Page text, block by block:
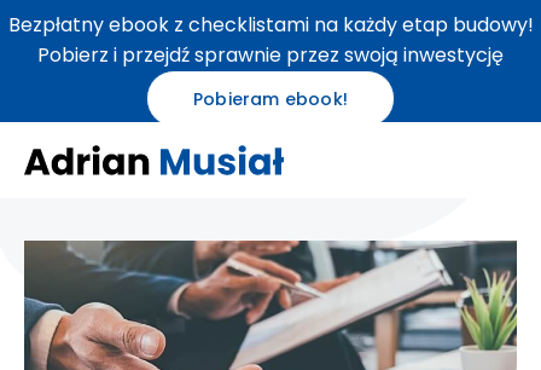
Bezpłatny ebook z checklistami na każdy etap budowy!
Pobierz i przejdź sprawnie przez swoją inwestycję
Pobieram ebook!